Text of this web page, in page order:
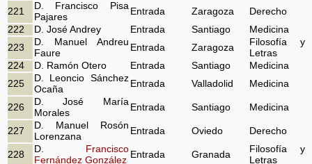
221
D. Francisco Pisa
Pajares
Entrada Zaragoza
Derecho
222
D. José Andrey Entrada Santiago
Medicina
223
D. Manuel Andreu
Faure
Entrada Zaragoza
Filosofía y
Letras
224
D. Ramón Otero Entrada Santiago
Medicina
225
D. Leoncio Sánchez
Ocaña
Entrada Valladolid Medicina
226
D. José María
Morales
Entrada Santiago Medicina
227
D. Manuel Rosón
Lorenzana
Entrada Oviedo Derecho
228
D.
Francisco
Fernández González
Entrada Granada
Filosofía y
Letras